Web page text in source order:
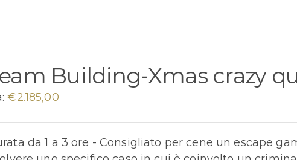
Building-Xmas crazy
€2.185,00
da 1 a 3 ore - Consigliato per cene un escape